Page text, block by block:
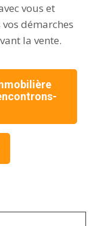
vous et
démarches
la vente.